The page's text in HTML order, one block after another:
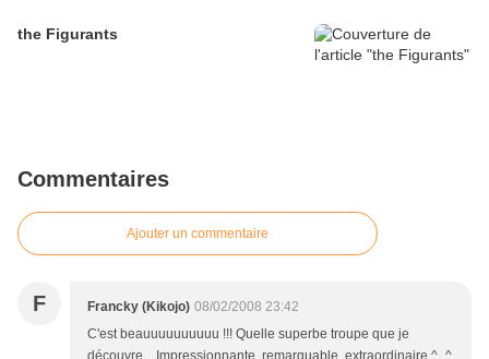
the Figurants
Commentaires
Ajouter un commentaire
F Francky (Kikojo) 08/02/2008 23:42
C'est beauuuuuuuuuu !!! Quelle superbe troupe que je
découvre... Impressionnante, remarquable, extraordinaire ^_^